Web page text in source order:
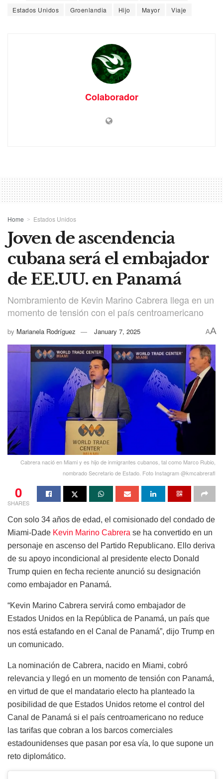
Estados Unidos
Groenlandia Hijo Mayor Viaje
Colaborador
Home Estados Unidos
Joven de ascendencia
cubana será el embajador
de EE.UU. en Panamá
Nombramiento de Kevin Marino Cabrera llega en un
momento de tensión con el país centroamericano
by Marianela Rodríguez January 7, 2025 AA
Cabrera nació en Miami y es hijo de inmigrantes cubanos, tal como Marco Rubio,
nombrado Secretario de Estado. Foto Instagram @kmcabrerafl
0
SHARES
Con solo 34 años de edad, el comisionado del condado de
Miami-Dade Kevin Marino Cabrera se ha convertido en un
personaje en ascenso del Partido Republicano. Ello deriva
de su apoyo incondicional al presidente electo Donald
Trump quien en fecha reciente anunció su designación
como embajador en Panamá.
“Kevin Marino Cabrera servirá como embajador de
Estados Unidos en la República de Panamá, un país que
nos está estafando en el Canal de Panamá”, dijo Trump en
un comunicado.
La nominación de Cabrera, nacido en Miami, cobró
relevancia y llegó en un momento de tensión con Panamá,
en virtud de que el mandatario electo ha planteado la
posibilidad de que Estados Unidos retome el control del
Canal de Panamá si el país centroamericano no reduce
las tarifas que cobran a los barcos comerciales
estadounidenses que pasan por esa vía, lo que supone un
reto diplomático.